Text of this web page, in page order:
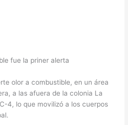
fue la priner alerta
olor a combustible, en un área
a las afuera de la colonia La
4, lo que movilizó a los cuerpos